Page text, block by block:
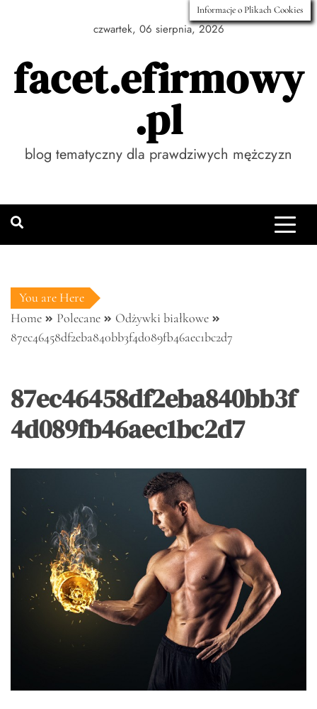
czwartek, 06 sierpnia, 2026
facet.efirmowy
.pl
blog tematyczny dla prawdziwych mężczyzn
You are Here
Home
Polecane
Odżywki białkowe
87ec46458df2eba840bb3f4d089fb46aec1bc2d7
87ec46458df2eba840bb3f
4d089fb46aec1bc2d7
Informacje o Plikach Cookies